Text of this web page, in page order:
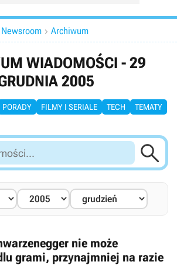
Newsroom  Archiwum
WIADOMOŚCI - 29
2005
PORADY FILMY I SERIALE TECH TEMATY

nie może
grami, przynajmniej na razie